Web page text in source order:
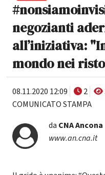
negozianti
all’iniziativa:
mondo nei
08.11.2020 12:09 2
COMUNICATO STAMPA
da CNA Ancona
www.an.cna.it